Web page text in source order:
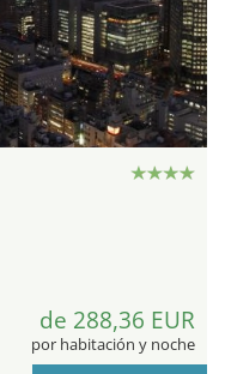
de 288,36 EUR
por habitación y noche